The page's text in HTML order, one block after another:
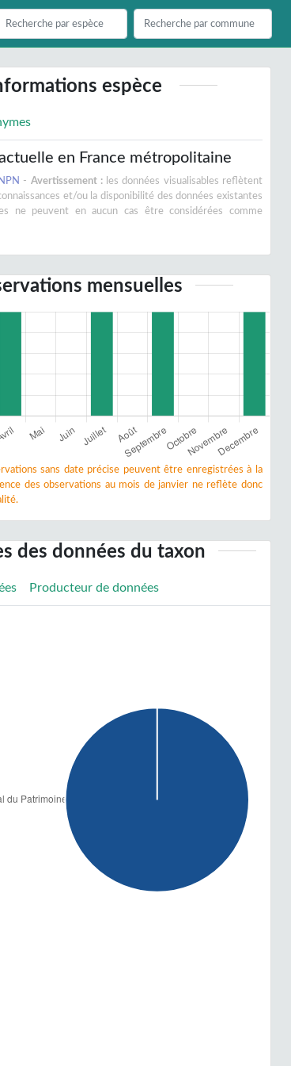
espèce
en France métropolitaine
INPN - Avertissement :les données visualisables reflètent
et/ou la disponibilité des données existantes
ne peuvent en aucun cas être considérées comme
mensuelles
sans date précise peuvent être enregistrées à la
des observations au mois de janvier ne reflète donc
des données du taxon
Producteur de données